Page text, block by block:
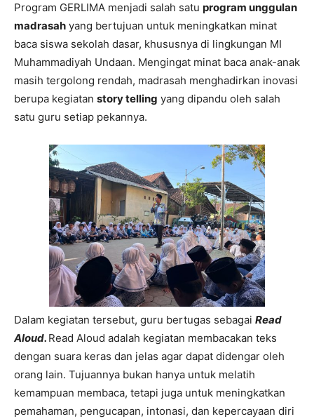
Program GERLIMA menjadi salah satu program unggulan
madrasah yang bertujuan untuk meningkatkan minat
baca siswa sekolah dasar, khususnya di lingkungan MI
Muhammadiyah Undaan. Mengingat minat baca anak-anak
masih tergolong rendah, madrasah menghadirkan inovasi
berupa kegiatan story telling yang dipandu oleh salah
satu guru setiap pekannya.
Dalam kegiatan tersebut, guru bertugas sebagai Read
Aloud. Read Aloud adalah kegiatan membacakan teks
dengan suara keras dan jelas agar dapat didengar oleh
orang lain. Tujuannya bukan hanya untuk melatih
kemampuan membaca, tetapi juga untuk meningkatkan
pemahaman, pengucapan, intonasi, dan kepercayaan diri